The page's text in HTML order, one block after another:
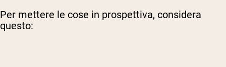
Per mettere le cose in prospettiva, considera
questo: